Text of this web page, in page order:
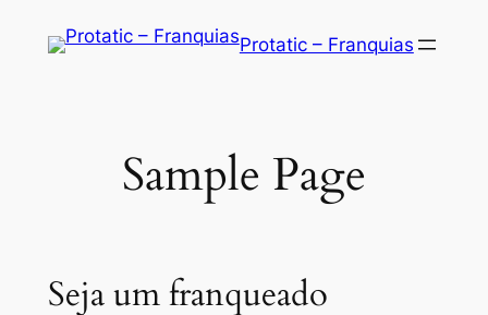
Protatic – Franquias
Sample Page
Seja um franqueado